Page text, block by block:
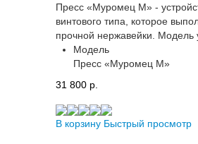
Пресс «Муромец М» -
винтового типа, которое
прочной нержавейки. Модель
Модель
Пресс «Муромец М»
31 800 p.
В корзину Быстрый просмотр